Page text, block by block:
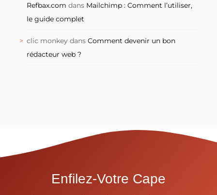
Refbax.com dans Mailchimp : Comment l’utiliser,
le guide complet
clic monkey dans Comment devenir un bon
rédacteur web ?
Enfilez-Votre Cape